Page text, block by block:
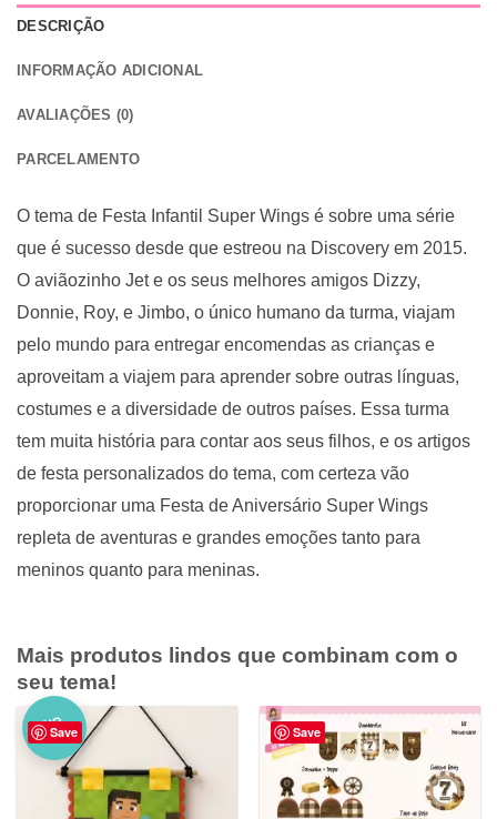
DESCRIÇÃO
INFORMAÇÃO ADICIONAL
AVALIAÇÕES (0)
PARCELAMENTO
O tema de Festa Infantil Super Wings é sobre uma série
que é sucesso desde que estreou na Discovery em 2015.
O aviãozinho Jet e os seus melhores amigos Dizzy,
Donnie, Roy, e Jimbo, o único humano da turma, viajam
pelo mundo para entregar encomendas as crianças e
aproveitam a viajem para aprender sobre outras línguas,
costumes e a diversidade de outros países. Essa turma
tem muita história para contar aos seus filhos, e os artigos
de festa personalizados do tema, com certeza vão
proporcionar uma Festa de Aniversário Super Wings
repleta de aventuras e grandes emoções tanto para
meninos quanto para meninas.
Mais produtos lindos que combinam com o
seu tema!
Save
NO
VO Save